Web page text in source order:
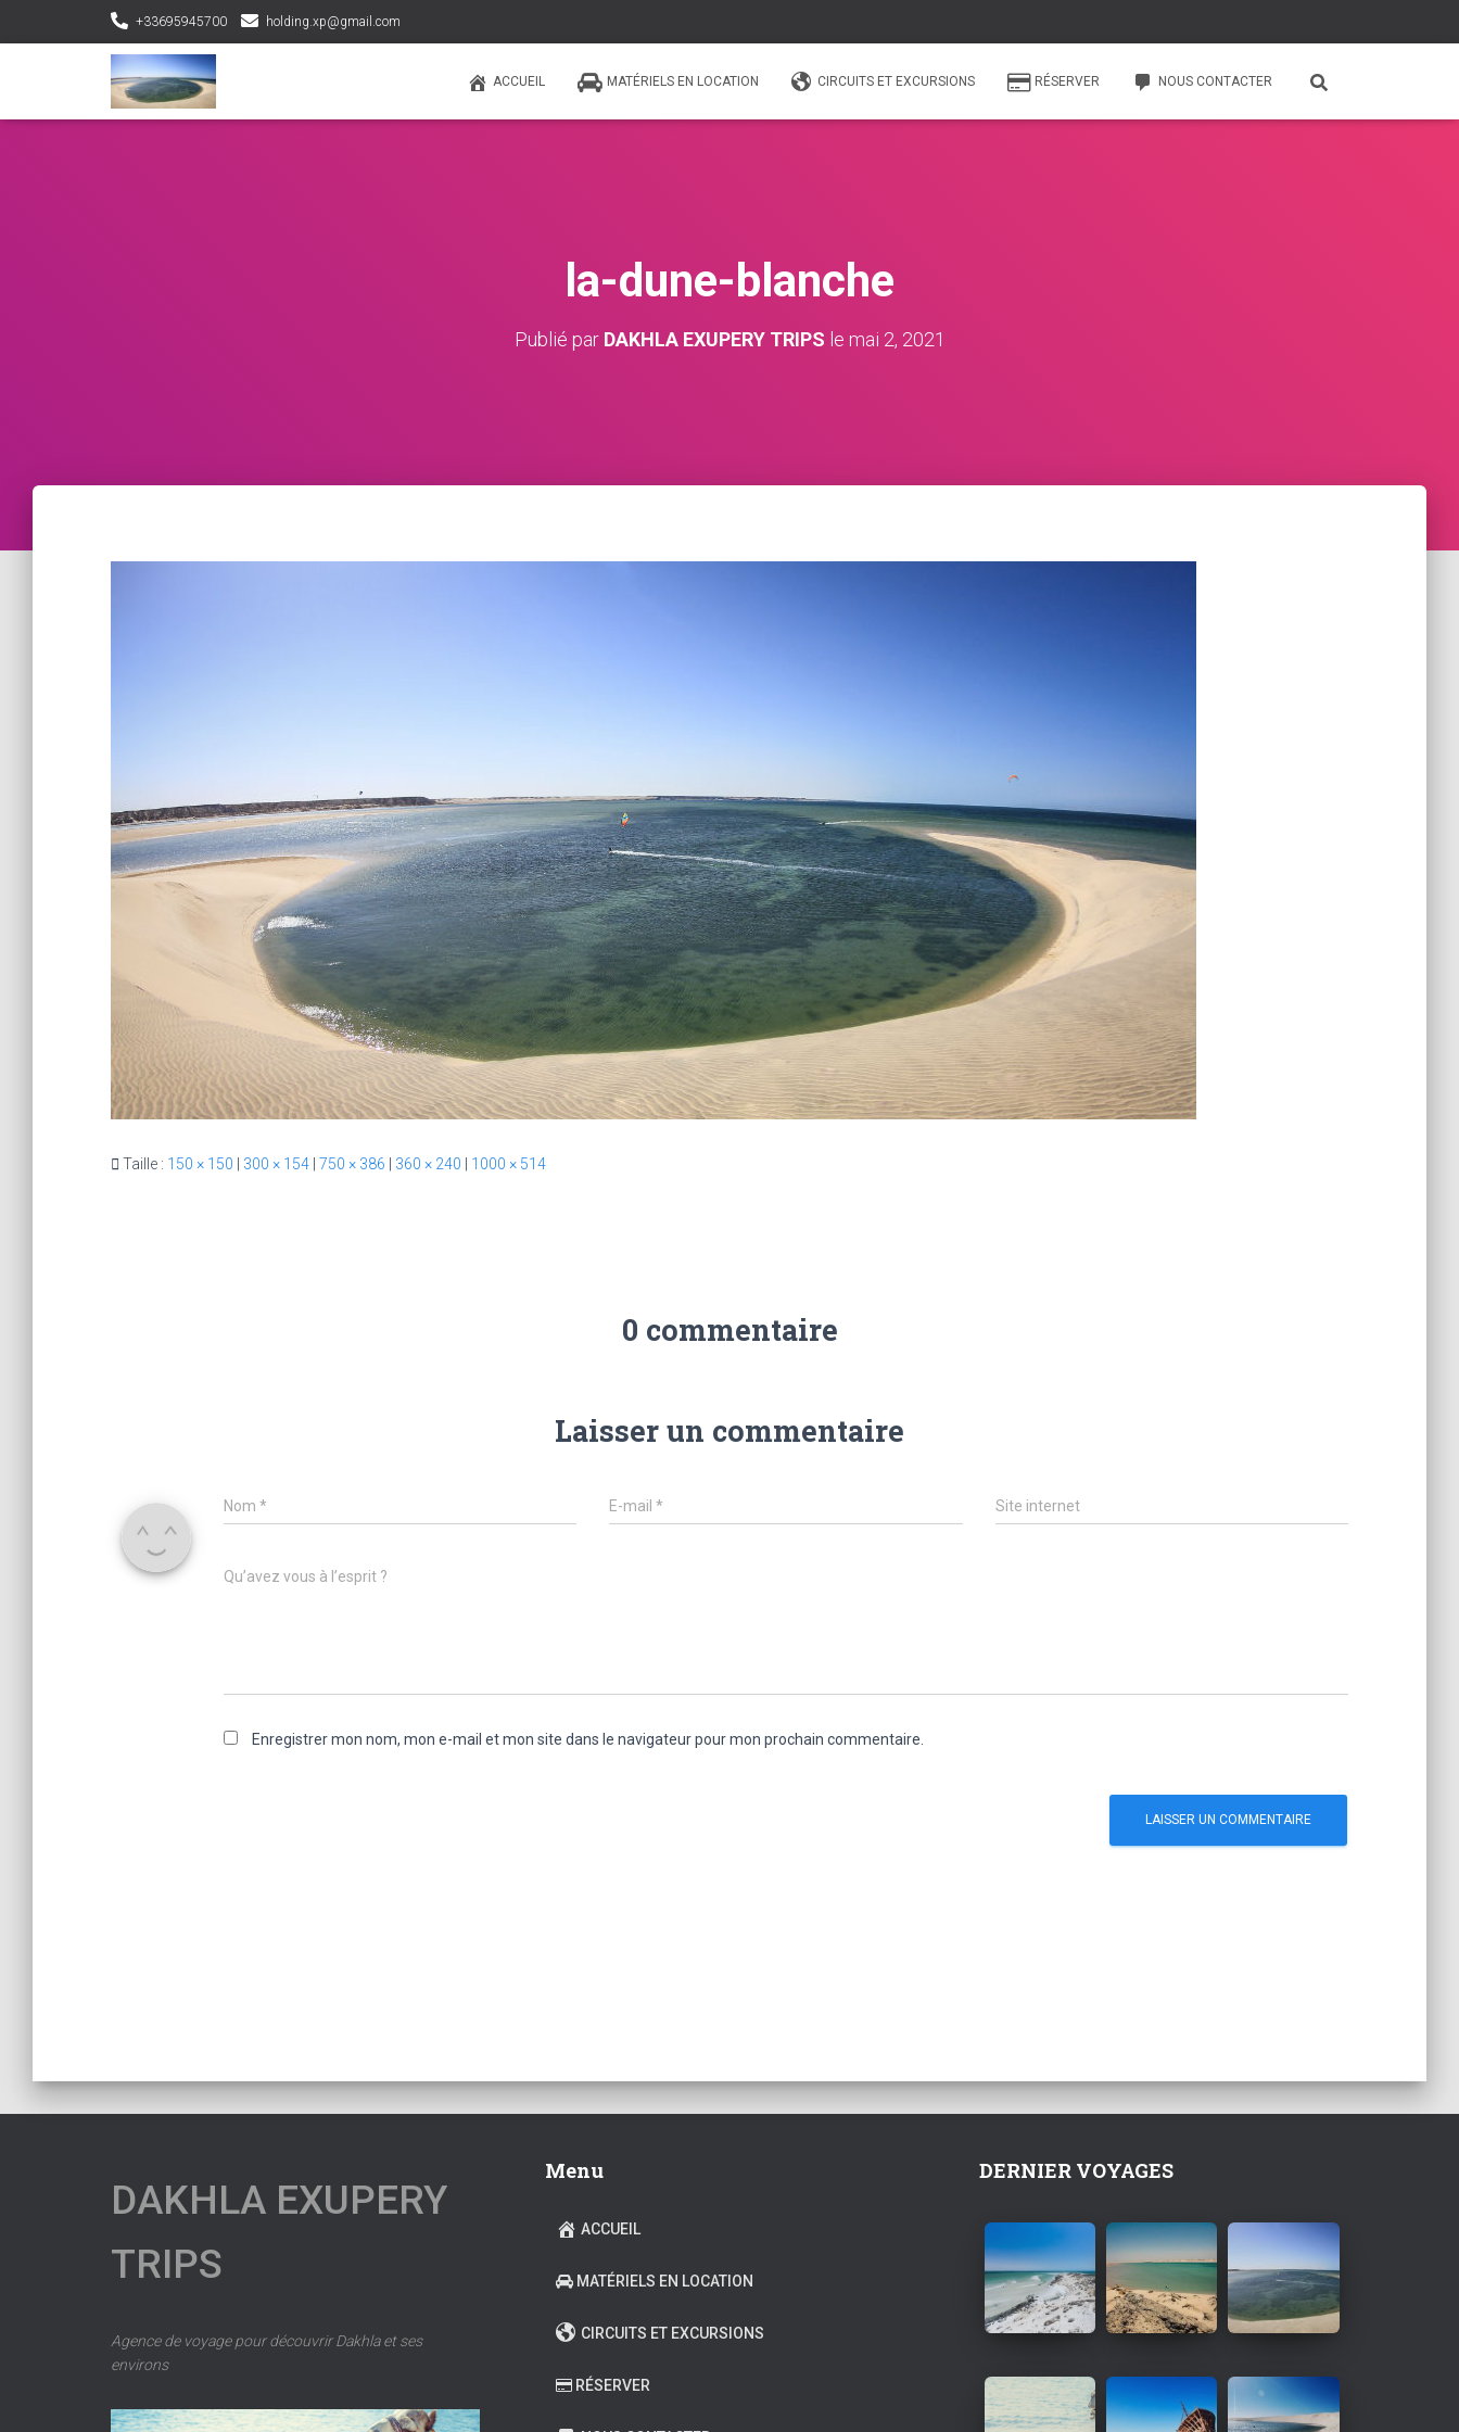
+33695945700 holding.xp@gmail.com
ACCUEIL MATÉRIELS EN LOCATION CIRCUITS ET EXCURSIONS RÉSERVER NOUS CONTACTER
la-dune-blanche
Publié par DAKHLA EXUPERY TRIPS le mai 2, 2021
Taille : 150 × 150 300 × 154 750 × 386 360 × 240 1000 × 514
0 commentaire
Laisser un commentaire
Nom * E-mail* Site internet
Qu’avez vous à l’esprit ?
Enregistrer mon nom, mon e-mail et mon site dans le navigateur pour mon prochain commentaire.
DAKHLA EXUPERY
TRIPS
Agence de voyage pour découvrir Dakhla et ses
environs
Menu
ACCUEIL
MATÉRIELS EN LOCATION
CIRCUITS ET EXCURSIONS
RÉSERVER
DERNIER VOYAGES